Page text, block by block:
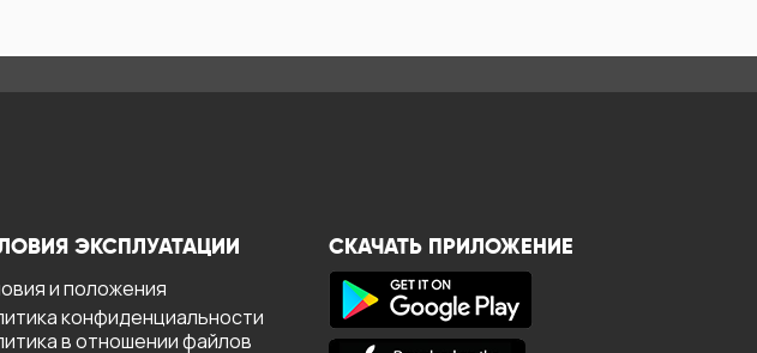
ЭКСПЛУАТАЦИИ
и положения
конфиденциальности
в отношении файлов
СКАЧАТЬ ПРИЛОЖЕНИЕ